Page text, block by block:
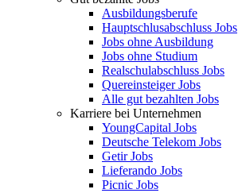
Ausbildungsberufe
Hauptschlusabschluss Jobs
Jobs ohne Ausbildung
Jobs ohne Studium
Realschulabschluss Jobs
Quereinsteiger Jobs
Alle gut bezahlten Jobs
Karriere bei Unternehmen
YoungCapital Jobs
Deutsche Telekom Jobs
Getir Jobs
Lieferando Jobs
Picnic Jobs